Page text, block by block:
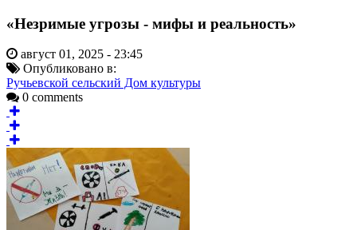
«Незримые угрозы - мифы и реальность»
август 01, 2025 - 23:45
Опубликовано в:
Ручьевской сельский Дом культуры
0 comments